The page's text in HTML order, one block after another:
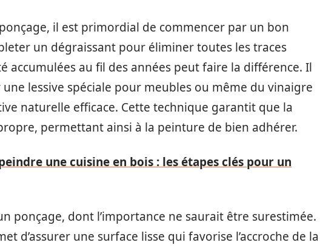
il est primordial de commencer par un bon
un dégraissant pour éliminer toutes les traces
accumulées au fil des années peut faire la différence. Il
une lessive spéciale pour meubles ou même du vinaigre
naturelle efficace. Cette technique garantit que la
permettant ainsi à la peinture de bien adhérer.
une cuisine en bois : les étapes clés pour un
ponçage, dont l’importance ne saurait être surestimée.
d’assurer une surface lisse qui favorise l’accroche de la